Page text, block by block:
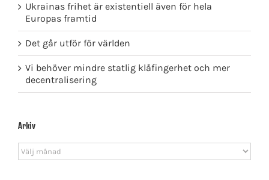
Ukrainas frihet är existentiell även för hela
Europas framtid
Det går utför för världen
Vi behöver mindre statlig klåfingerhet och mer
decentralisering
Arkiv
Arkiv